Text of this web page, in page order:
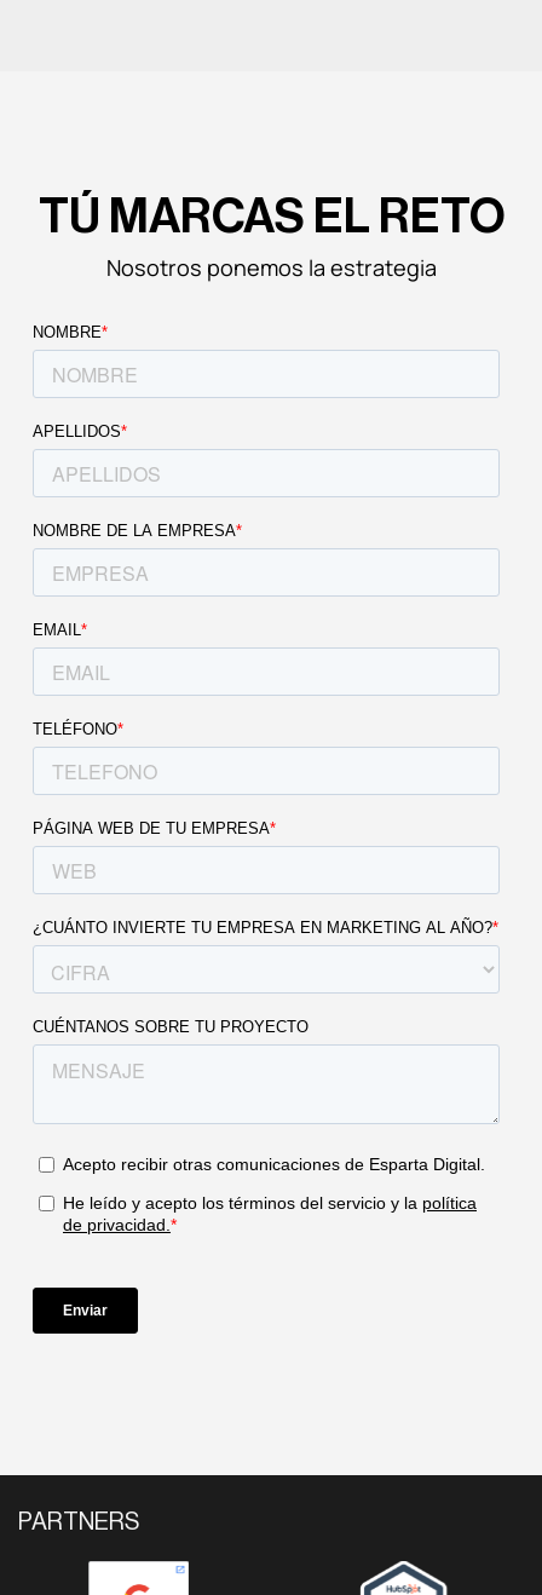
TÚ MARCAS EL RETO
Nosotros ponemos la estrategia
PARTNERS